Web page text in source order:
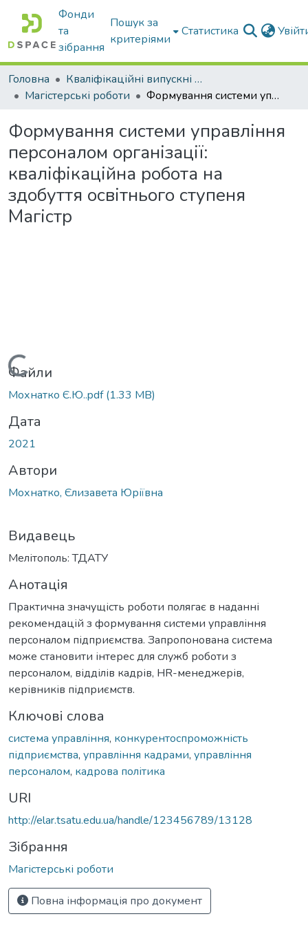
Фонди
та
зібрання
Пошук за
критеріями
Статистика
Головна
Кваліфікаційні випускні роботи бакалаврів і магістрів
Магістерські роботи
Формування системи управління персоналом організації: кваліфікаційна робота на здобуття освітнього ступеня Магістр
Формування системи управління
персоналом організації:
кваліфікаційна робота на
здобуття освітнього ступеня
Магістр
Вантажиться...
Файли
Мохнатко Є.Ю..pdf(1.33 MB)
Дата
2021
Автори
Мохнатко, Єлизавета Юріївна
Видавець
Мелітополь: ТДАТУ
Анотація
Практична значущість роботи полягає в наданні
рекомендацій з формування системи управління
персоналом підприємства. Запропонована система
може становити інтерес для служб роботи з
персоналом, відділів кадрів, HR-менеджерів,
керівників підприємств.
Ключові слова
система управління, конкурентоспроможність
підприємства, управління кадрами, управління
персоналом, кадрова політика
URI
http://elar.tsatu.edu.ua/handle/123456789/13128
Зібрання
Магістерські роботи
Повна інформація про документ